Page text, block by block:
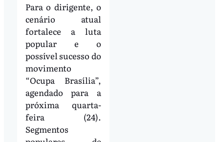
Para o dirigente, o
cenário atual
fortalece a luta
popular e o
possível sucesso do
movimento
“Ocupa Brasília”,
agendado para a
próxima quarta-
feira (24).
Segmentos